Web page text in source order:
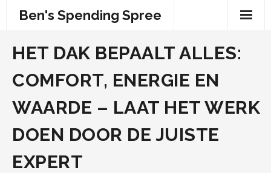
Ben's Spending Spree
HET DAK BEPAALT ALLES:
COMFORT, ENERGIE EN
WAARDE – LAAT HET WERK
DOEN DOOR DE JUISTE
EXPERT